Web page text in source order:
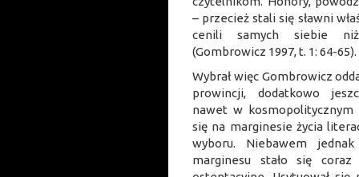
– przecież stali się sławni
cenili samych siebie
(Gombrowicz 1997, t. 1: 64-65).
Wybrał więc Gombrowicz
prowincji, dodatkowo
nawet w kosmopolitycznym
się na marginesie życia
wyboru. Niebawem
marginesu stało się